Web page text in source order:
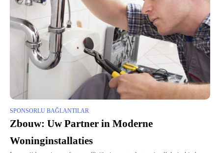
SPONSORLU BAĞLANTILAR
Zbouw: Uw Partner in Moderne
Woninginstallaties